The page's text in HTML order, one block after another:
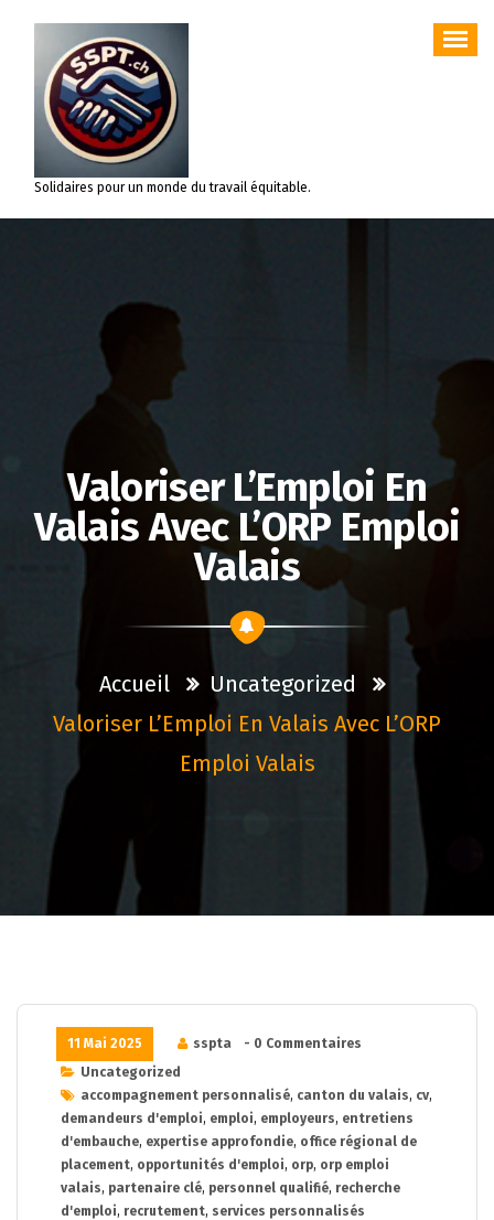
contenu
Solidaires pour un monde du travail équitable.
Valoriser L’Emploi En
Valais Avec L’ORP Emploi
Valais
Accueil
Uncategorized
Valoriser L’Emploi En Valais Avec L’ORP
Emploi Valais
11 Mai 2025 sspta
- 0 Commentaires
Uncategorized
accompagnement personnalisé, canton du valais, cv,
demandeurs d'emploi, emploi, employeurs, entretiens
d'embauche, expertise approfondie, office régional de
placement, opportunités d'emploi, orp, orp emploi
valais, partenaire clé, personnel qualifié, recherche
d'emploi, recrutement, services personnalisés